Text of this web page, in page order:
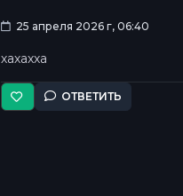
25 апреля 2026 г, 06:40
хахахха
ОТВЕТИТЬ